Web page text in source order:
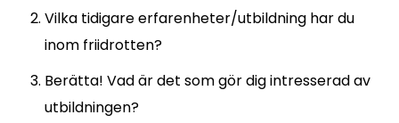
Vilka tidigare erfarenheter/utbildning har du
inom friidrotten?
Berätta! Vad är det som gör dig intresserad av
utbildningen?